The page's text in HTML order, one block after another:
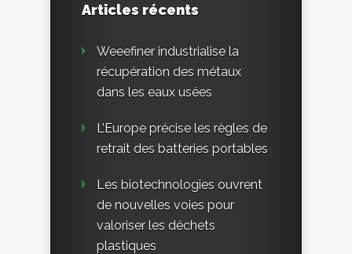
Articles récents
Weeefiner industrialise la
récupération des métaux
dans les eaux usées
L’Europe précise les règles de
retrait des batteries portables
Les biotechnologies ouvrent
de nouvelles voies pour
valoriser les déchets
plastiques